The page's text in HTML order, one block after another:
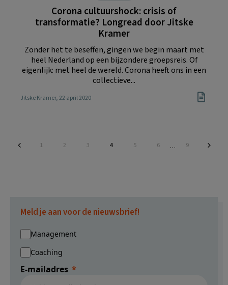
Corona cultuurshock: crisis of
transformatie? Longread door Jitske
Kramer
Zonder het te beseffen, gingen we begin maart met
heel Nederland op een bijzondere groepsreis. Of
eigenlijk: met heel de wereld. Corona heeft ons in een
collectieve...
Jitske Kramer, 22 april 2020
Pagina
1 Pagina
2 Pagina
3 Pagina
4 Pagina
5 Pagina
6
Interim
… Pagina
9
Meld je aan voor de nieuwsbrief!
Management
Coaching
E-mailadres